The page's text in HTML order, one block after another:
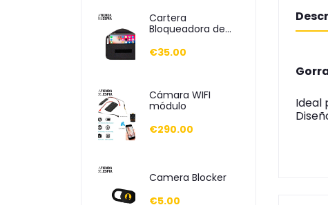
Cartera
Bloqueadora de
€35.00
Cámara WIFI
módulo
€290.00
Camera Blocker
€5.00
Ideal